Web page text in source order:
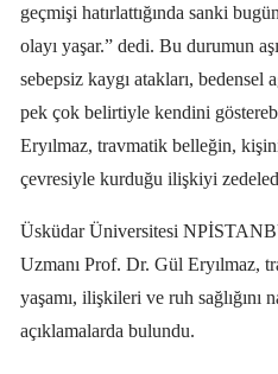
geçmişi hatırlattığında sanki
olayı yaşar.” dedi. Bu durumun
sebepsiz kaygı atakları,
pek çok belirtiyle kendini
Eryılmaz, travmatik belleğin,
çevresiyle kurduğu ilişkiyi
Üsküdar Üniversitesi
Uzmanı Prof. Dr. Gül Eryılmaz,
yaşamı, ilişkileri ve ruh sağlığını
açıklamalarda bulundu.